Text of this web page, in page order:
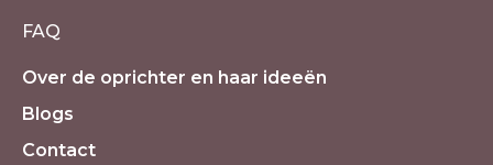
FAQ
Over de oprichter en haar ideeën
Blogs
Contact